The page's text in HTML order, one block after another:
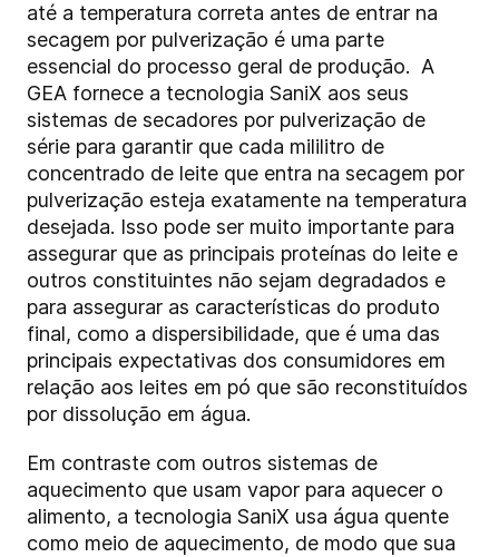
até a temperatura correta antes de entrar na
secagem por pulverização é uma parte
essencial do processo geral de produção. A
GEA fornece a tecnologia SaniX aos seus
sistemas de secadores por pulverização de
série para garantir que cada mililitro de
concentrado de leite que entra na secagem por
pulverização esteja exatamente na temperatura
desejada. Isso pode ser muito importante para
assegurar que as principais proteínas do leite e
outros constituintes não sejam degradados e
para assegurar as características do produto
final, como a dispersibilidade, que é uma das
principais expectativas dos consumidores em
relação aos leites em pó que são reconstituídos
por dissolução em água.
Em contraste com outros sistemas de
aquecimento que usam vapor para aquecer o
alimento, a tecnologia SaniX usa água quente
como meio de aquecimento, de modo que sua